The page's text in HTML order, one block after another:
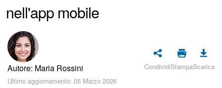
Registrazione e accesso
Piani e pagamento
Sicurezza in Bitrix24
nell'app mobile
Autore: Maria Rossini
Ultimo aggiornamento: 05 Marzo 2026
CondividiStampaScarica